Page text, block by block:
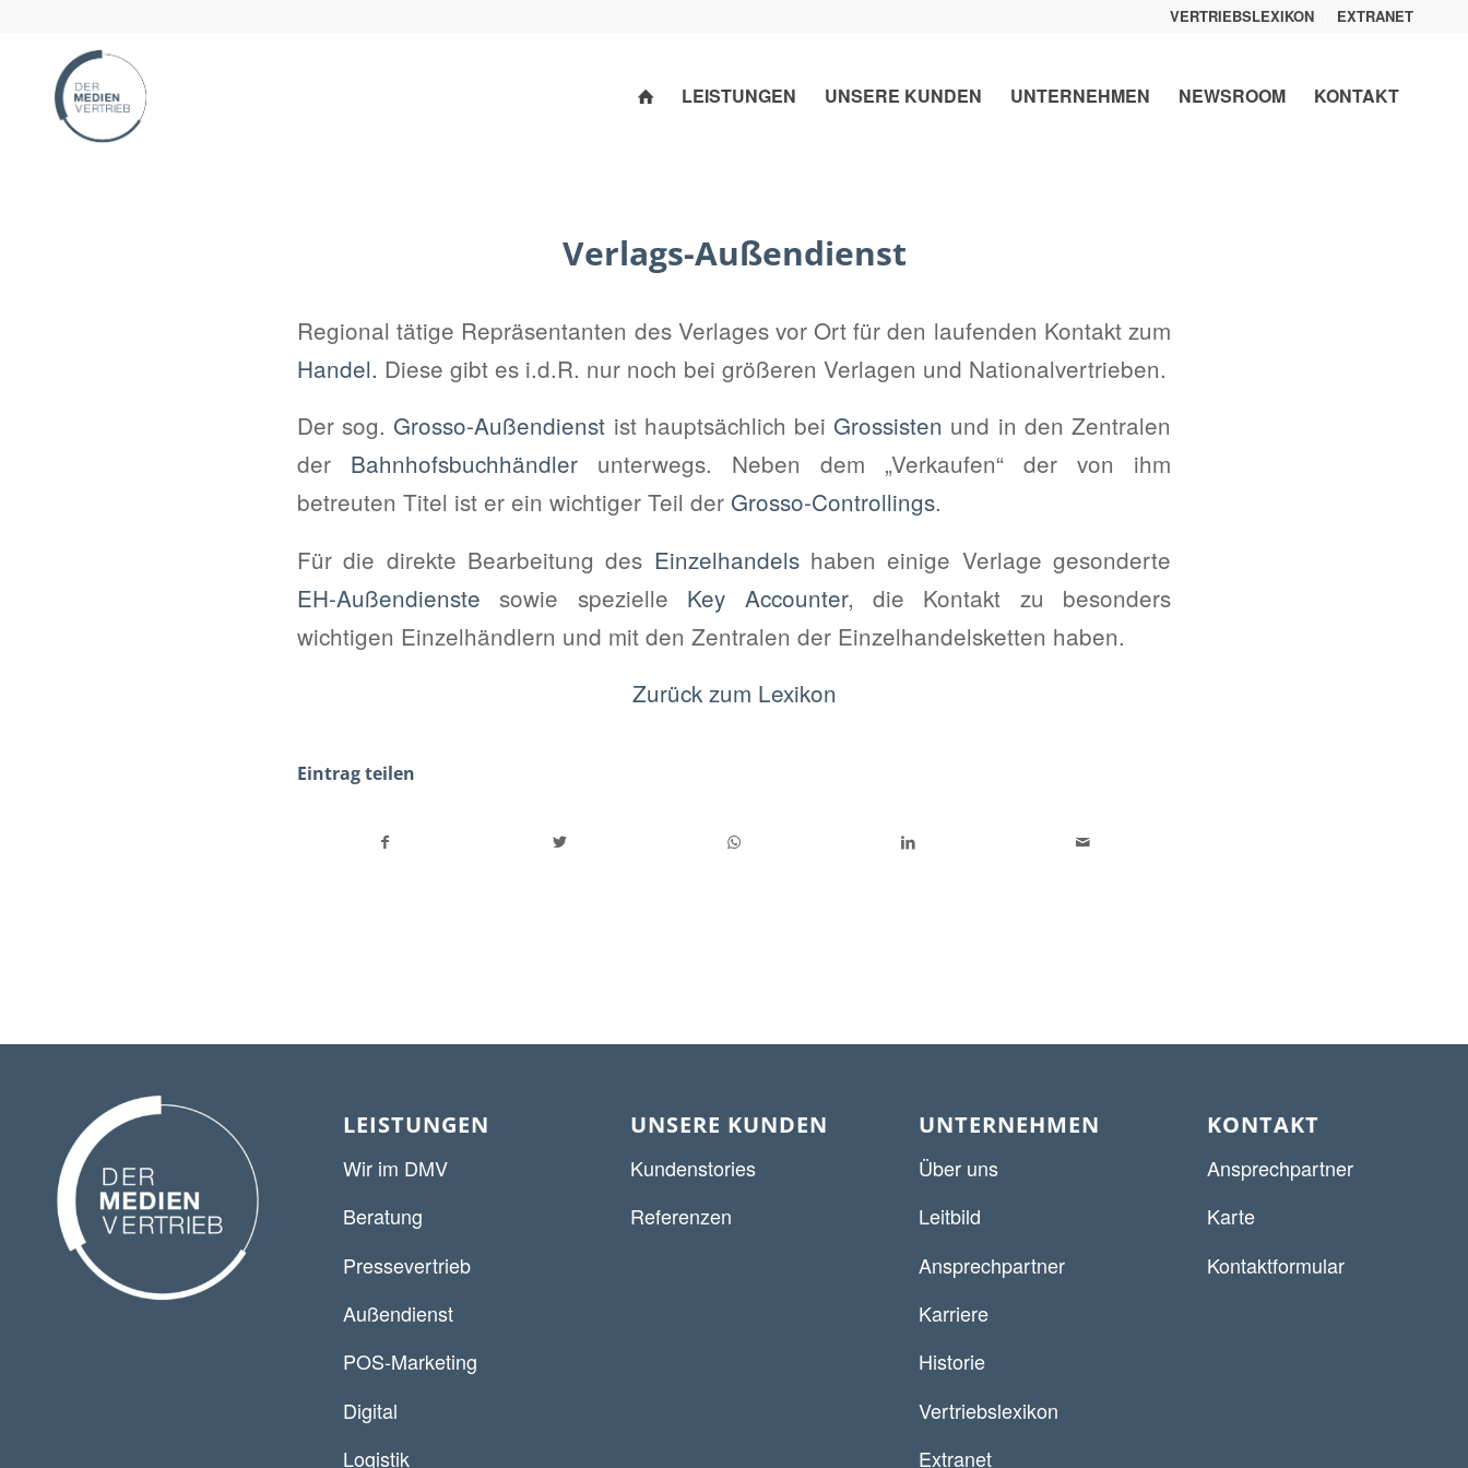
VERTRIEBSLEXIKON EXTRANET
LEISTUNGEN UNSERE KUNDEN UNTERNEHMEN NEWSROOM KONTAKT
Verlags-Außendienst
Regional tätige Repräsentanten des Verlages vor Ort für den laufenden Kontakt zum
Handel. Diese gibt es i.d.R. nur noch bei größeren Verlagen und Nationalvertrieben.
Der sog. Grosso-Außendienst ist hauptsächlich bei Grossisten und in den Zentralen
der Bahnhofsbuchhändler unterwegs. Neben dem „Verkaufen“ der von ihm
betreuten Titel ist er ein wichtiger Teil der Grosso-Controllings.
Für die direkte Bearbeitung des Einzelhandelshaben einige Verlage gesonderte
EH-Außendienste sowie spezielle Key Accounter, die Kontakt zu besonders
wichtigen Einzelhändlern und mit den Zentralen der Einzelhandelsketten haben.
Zurück zum Lexikon
Eintrag teilen
LEISTUNGEN
Wir im DMV
Beratung
Pressevertrieb
Außendienst
POS-Marketing
Digital
Logistik
UNSERE KUNDEN
Kundenstories
Referenzen
UNTERNEHMEN
Über uns
Leitbild
Ansprechpartner
Karriere
Historie
Vertriebslexikon
Extranet
KONTAKT
Ansprechpartner
Karte
Kontaktformular